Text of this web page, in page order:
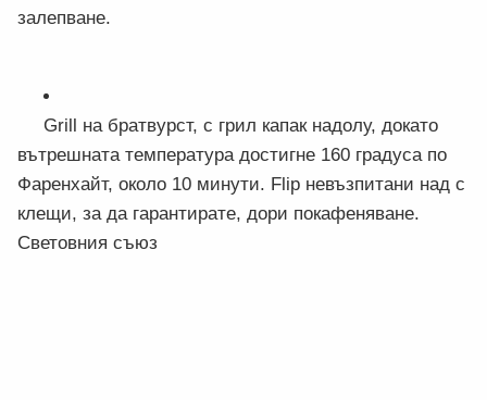
залепване.
Grill на братвурст, с грил капак надолу, докато
вътрешната температура достигне 160 градуса по
Фаренхайт, около 10 минути. Flip невъзпитани над с
клещи, за да гарантирате, дори покафеняване.
Световния съюз